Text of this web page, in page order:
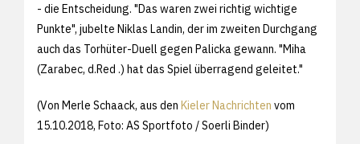
- die Entscheidung. "Das waren zwei richtig wichtige
Punkte", jubelte Niklas Landin, der im zweiten Durchgang
auch das Torhüter-Duell gegen Palicka gewann. "Miha
(Zarabec, d.Red .) hat das Spiel überragend geleitet."
(Von Merle Schaack, aus den Kieler Nachrichten vom
15.10.2018, Foto: AS Sportfoto / Soerli Binder)